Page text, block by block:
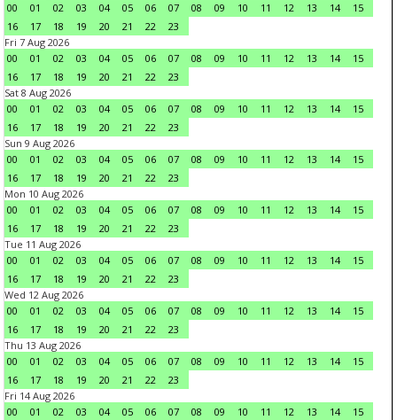
00
01 02 03 04 05 06 07 08 09 10 11 12 13 14
15
16
17 18 19 20 21 22
23
Fri 7 Aug 2026
00
01 02 03 04 05 06 07 08 09 10 11 12 13 14
15
16
17 18 19 20 21 22
23
Sat 8 Aug 2026
00
01 02 03 04 05 06 07 08 09 10 11 12 13 14
15
16
17 18 19 20 21 22
23
Sun 9 Aug 2026
00
01 02 03 04 05 06 07 08 09 10 11 12 13 14
15
16
17 18 19 20 21 22
23
Mon 10 Aug 2026
00
01 02 03 04 05 06 07 08 09 10 11 12 13 14
15
16
17 18 19 20 21 22
23
Tue 11 Aug 2026
00
01 02 03 04 05 06 07 08 09 10 11 12 13 14
15
16
17 18 19 20 21 22
23
Wed 12 Aug 2026
00
01 02 03 04 05 06 07 08 09 10 11 12 13 14
15
16
17 18 19 20 21 22
23
Thu 13 Aug 2026
00
01 02 03 04 05 06 07 08 09 10 11 12 13 14
15
16
17 18 19 20 21 22
23
Fri 14 Aug 2026
00
01 02 03 04 05 06 07 08 09 10 11 12 13 14 15